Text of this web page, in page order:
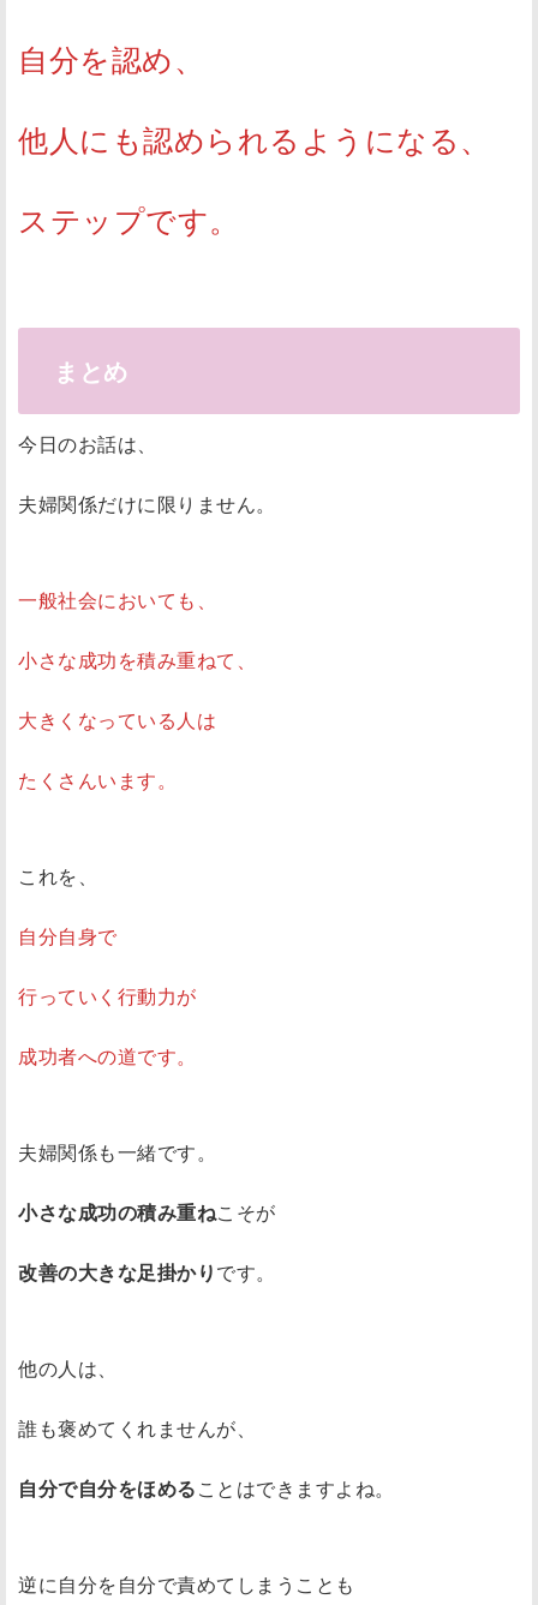
自分を認め、
他人にも認められるようになる、
ステップです。
まとめ
今日のお話は、
夫婦関係だけに限りません。
一般社会においても、
小さな成功を積み重ねて、
大きくなっている人は
たくさんいます。
これを、
自分自身で
行っていく行動力が
成功者への道です。
夫婦関係も一緒です。
小さな成功の積み重ねこそが
改善の大きな足掛かりです。
他の人は、
誰も褒めてくれませんが、
自分で自分をほめることはできますよね。
逆に自分を自分で責めてしまうことも